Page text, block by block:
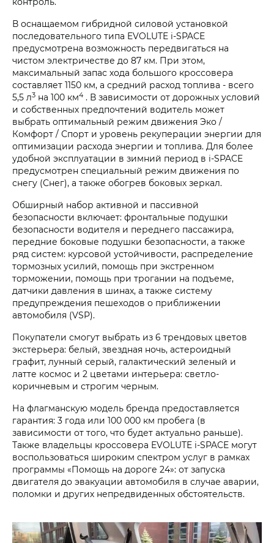
В оснащаемом гибридной силовой установкой
последовательного типа EVOLUTE i‑SPACE
предусмотрена возможность передвигаться на
чистом электричестве до 87 км. При этом,
максимальный запас хода большого кроссовера
составляет 1150 км, а средний расход топлива - всего
5,5 л3 на 100 км4 . В зависимости от дорожных условий
и собственных предпочтений водитель может
выбрать оптимальный режим движения Эко /
Комфорт / Спорт и уровень рекуперации энергии для
оптимизации расхода энергии и топлива. Для более
удобной эксплуатации в зимний период в i‑SPACE
предусмотрен специальный режим движения по
снегу (Снег), а также обогрев боковых зеркал.
Обширный набор активной и пассивной
безопасности включает: фронтальные подушки
безопасности водителя и переднего пассажира,
передние боковые подушки безопасности, а также
ряд систем: курсовой устойчивости, распределение
тормозных усилий, помощь при экстренном
торможении, помощь при трогании на подъеме,
датчики давления в шинах, а также систему
предупреждения пешеходов о приближении
автомобиля (VSP).
Покупатели смогут выбрать из 6 трендовых цветов
экстерьера: белый, звездная ночь, астероидный
графит, лунный серый, галактический зеленый и
латте космос и 2 цветами интерьера: светло-
коричневым и строгим черным.
На флагманскую модель бренда предоставляется
гарантия: 3 года или 100 000 км пробега (в
зависимости от того, что будет актуально раньше).
Также владельцы кроссовера EVOLUTE i‑SPACE могут
воспользоваться широким спектром услуг в рамках
программы «Помощь на дороге 24»: от запуска
двигателя до эвакуации автомобиля в случае аварии,
поломки и других непредвиденных обстоятельств.